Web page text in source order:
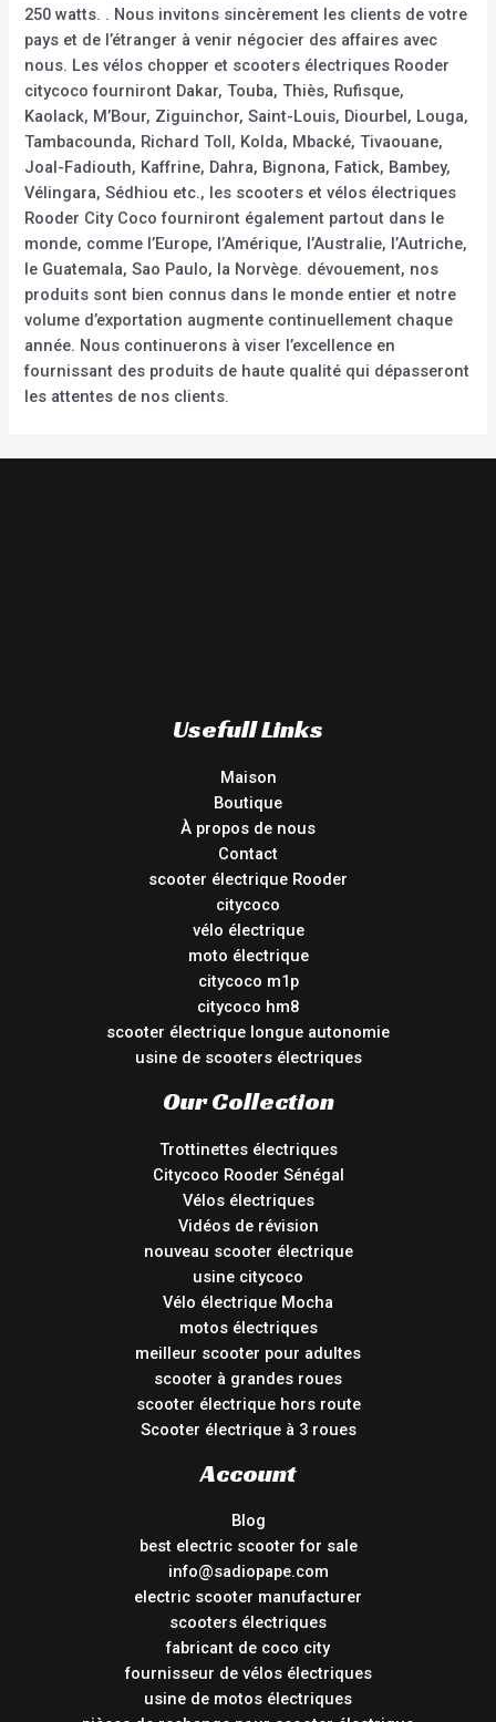
250 watts. . Nous invitons sincèrement les clients de votre
pays et de l’étranger à venir négocier des affaires avec
nous. Les vélos chopper et scooters électriques Rooder
citycoco fourniront Dakar, Touba, Thiès, Rufisque,
Kaolack, M’Bour, Ziguinchor, Saint-Louis, Diourbel, Louga,
Tambacounda, Richard Toll, Kolda, Mbacké, Tivaouane,
Joal-Fadiouth, Kaffrine, Dahra, Bignona, Fatick, Bambey,
Vélingara, Sédhiou etc., les scooters et vélos électriques
Rooder City Coco fourniront également partout dans le
monde, comme l’Europe, l’Amérique, l’Australie, l’Autriche,
le Guatemala, Sao Paulo, la Norvège. dévouement, nos
produits sont bien connus dans le monde entier et notre
volume d’exportation augmente continuellement chaque
année. Nous continuerons à viser l’excellence en
fournissant des produits de haute qualité qui dépasseront
les attentes de nos clients.
Usefull Links
Maison
Boutique
À propos de nous
Contact
scooter électrique Rooder
citycoco
vélo électrique
moto électrique
citycoco m1p
citycoco hm8
scooter électrique longue autonomie
usine de scooters électriques
Our Collection
Trottinettes électriques
Citycoco Rooder Sénégal
Vélos électriques
Vidéos de révision
nouveau scooter électrique
usine citycoco
Vélo électrique Mocha
motos électriques
meilleur scooter pour adultes
scooter à grandes roues
scooter électrique hors route
Scooter électrique à 3 roues
Account
Blog
best electric scooter for sale
info@sadiopape.com
electric scooter manufacturer
scooters électriques
fabricant de coco city
fournisseur de vélos électriques
usine de motos électriques